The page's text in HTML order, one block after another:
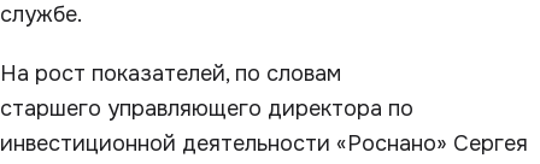
службе.
На рост показателей, по словам
старшего управляющего директора по
инвестиционной деятельности «Роснано» Сергея